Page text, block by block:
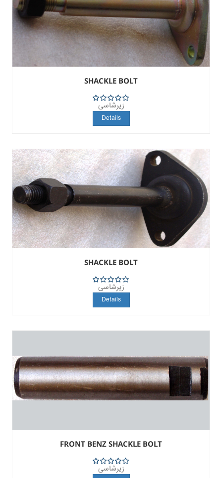
SHACKLE BOLT
5
زیرشاسی
Details
SHACKLE BOLT
5
زیرشاسی
Details
FRONT BENZ SHACKLE BOLT
5
زیرشاسی